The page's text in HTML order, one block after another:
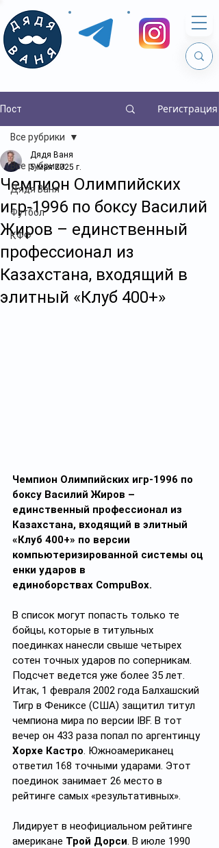
Пост Регистрация
Все рубрики
Дядя Ваня
Футбол
КФФ
Все рубрики
Чемпион Олимпийских
игр-1996 по боксу Василий
Жиров – единственный
профессионал из
Казахстана, входящий в
элитный «Клуб 400+»
Дядя Ваня
5 мая 2025 г.
Чемпион Олимпийских игр-1996 по
боксу Василий Жиров –
единственный профессионал из
Казахстана, входящий в элитный
«Клуб 400+» по версии
компьютеризированной системы оц
енки ударов в
единоборствах CompuBox.
В список могут попасть только те
бойцы, которые в титульных
поединках нанесли свыше четырех
сотен точных ударов по соперникам.
Подсчет ведется уже более 35 лет.
Итак, 1 февраля 2002 года Балхашский
Тигр в Фениксе (США) защитил титул
чемпиона мира по версии IBF. В тот
вечер он 433 раза попал по аргентинцу
Хорхе Кастро. Южноамериканец
ответил 168 точными ударами. Этот
поединок занимает 26 место в
рейтинге самых «результативных».
Лидирует в неофициальном рейтинге
американе Трой Дорси. В июле 1990